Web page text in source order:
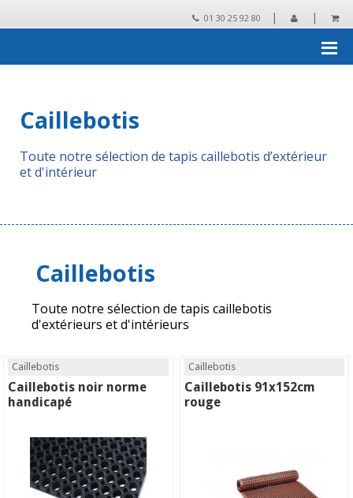
01 30 25 92 80 | |
Caillebotis
Toute notre sélection de tapis caillebotis d’extérieur
et d'intérieur
Caillebotis
Toute notre sélection de tapis caillebotis
d'extérieurs et d'intérieurs
Caillebotis
Caillebotis noir norme
handicapé
Caillebotis
Caillebotis 91x152cm
rouge